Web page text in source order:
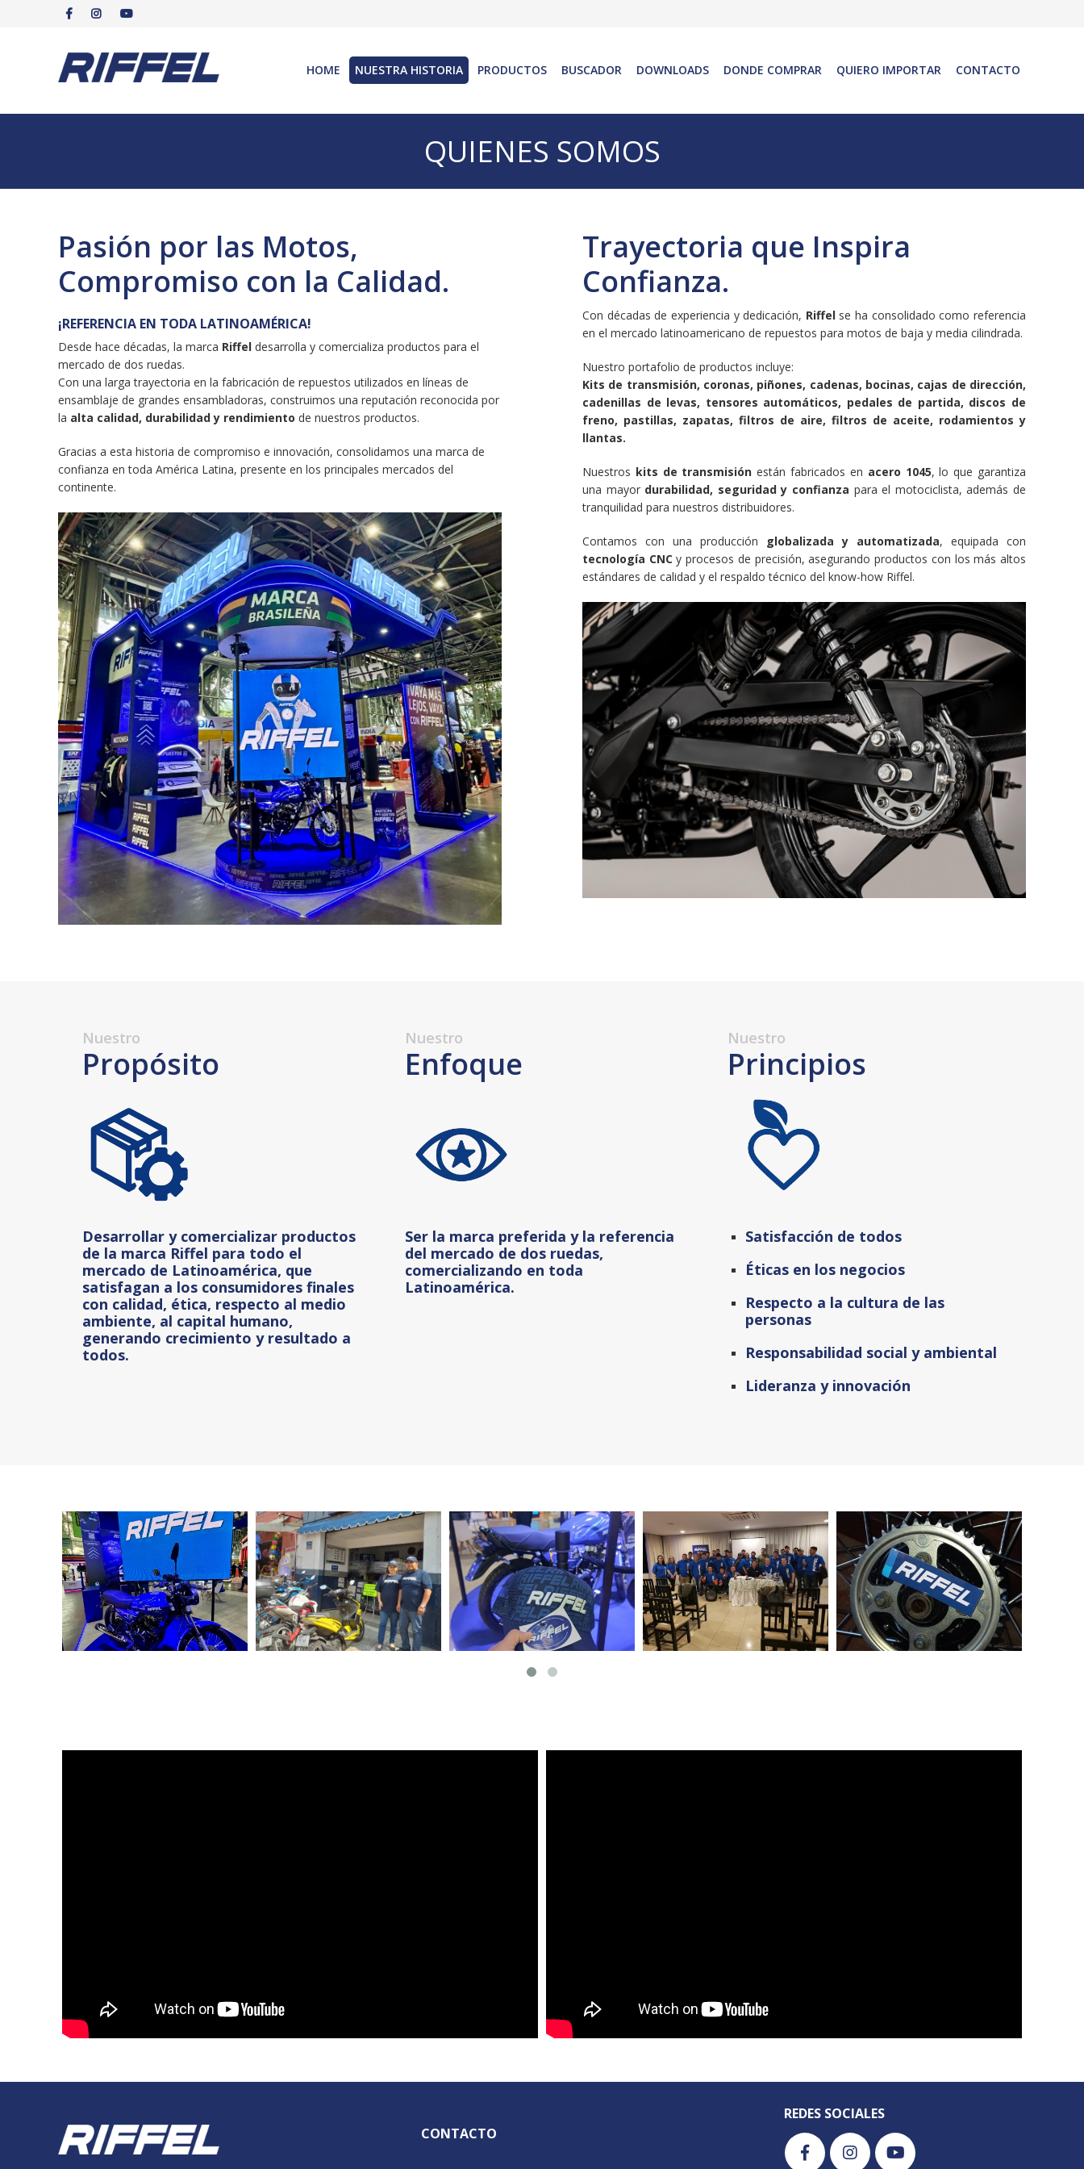
HOME NUESTRA HISTORIA PRODUCTOS BUSCADOR DOWNLOADS DONDE COMPRAR QUIERO IMPORTAR CONTACTO
QUIENES SOMOS
Pasión por las Motos,
Compromiso con la Calidad.
¡REFERENCIA EN TODA LATINOAMÉRICA!
Desde hace décadas, la marca Riffel desarrolla y comercializa productos para el
mercado de dos ruedas.
Con una larga trayectoria en la fabricación de repuestos utilizados en líneas de
ensamblaje de grandes ensambladoras, construimos una reputación reconocida por
la alta calidad, durabilidad y rendimiento de nuestros productos.
Gracias a esta historia de compromiso e innovación, consolidamos una marca de
confianza en toda América Latina, presente en los principales mercados del
continente.
Trayectoria que Inspira
Confianza.
Con décadas de experiencia y dedicación, Riffelse ha consolidado como referencia
en el mercado latinoamericano de repuestos para motos de baja y media cilindrada.
Nuestro portafolio de productos incluye:
Kits de transmisión, coronas, piñones, cadenas, bocinas, cajas de dirección,
cadenillas de levas, tensores automáticos, pedales de partida, discos de
freno, pastillas, zapatas, filtros de aire, filtros de aceite, rodamientos y
llantas.
Nuestros kits de transmisión están fabricados en acero 1045, lo que garantiza
una mayor durabilidad, seguridad y confianza para el motociclista, además de
tranquilidad para nuestros distribuidores.
Contamos con una producción globalizada y automatizada, equipada con
tecnología CNCy procesos de precisión, asegurando productos con los más altos
estándares de calidad y el respaldo técnico del know-how Riffel.
Nuestro
Propósito
Desarrollar y comercializar productos
de la marca Riffel para todo el
mercado de Latinoamérica, que
satisfagan a los consumidores finales
con calidad, ética, respecto al medio
ambiente, al capital humano,
generando crecimiento y resultado a
todos.
Nuestro
Enfoque
Ser la marca preferida y la referencia
del mercado de dos ruedas,
comercializando en toda
Latinoamérica.
Nuestro
Principios
Satisfacción de todos
Éticas en los negocios
Respecto a la cultura de las
personas
Responsabilidad social y ambiental
Lideranza y innovación
CONTACTO
REDES SOCIALES